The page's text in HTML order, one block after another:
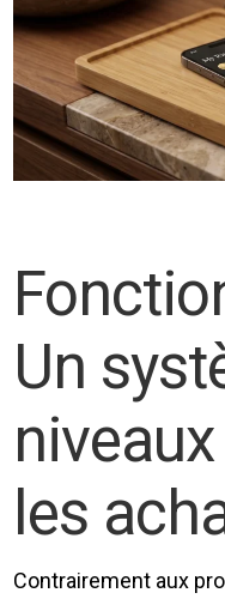
Un
les
Contrairement aux